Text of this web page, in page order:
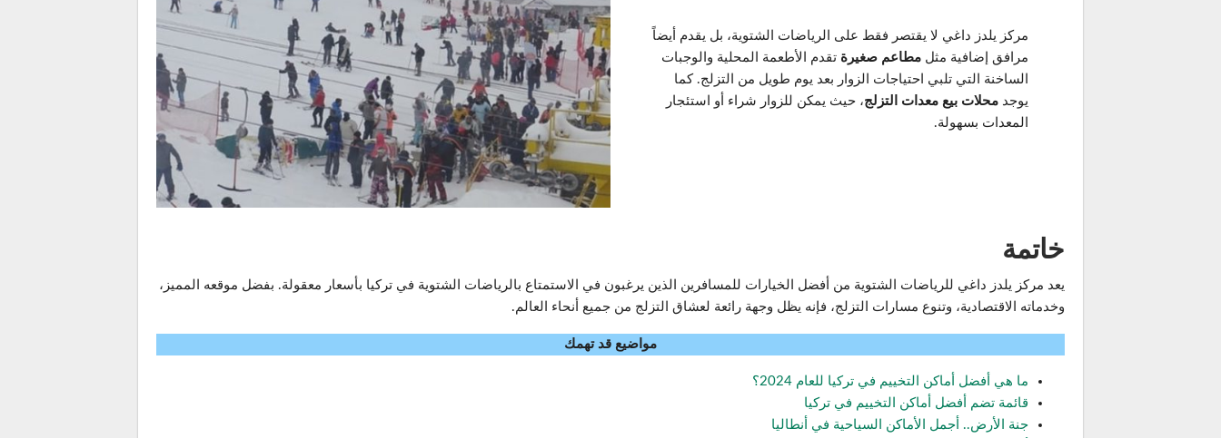
مركز يلدز داغي لا يقتصر فقط على الرياضات الشتوية، بل يقدم أيضاً
مرافق إضافية مثل مطاعم صغيرة تقدم الأطعمة المحلية والوجبات
الساخنة التي تلبي احتياجات الزوار بعد يوم طويل من التزلج. كما
يوجد محلات بيع معدات التزلج، حيث يمكن للزوار شراء أو استئجار
المعدات بسهولة.
خاتمة
يعد مركز يلدز داغي للرياضات الشتوية من أفضل الخيارات للمسافرين الذين يرغبون في الاستمتاع بالرياضات الشتوية في تركيا بأسعار معقولة. بفضل موقعه المميز،
وخدماته الاقتصادية، وتنوع مسارات التزلج، فإنه يظل وجهة رائعة لعشاق التزلج من جميع أنحاء العالم.
مواضيع قد تهمك
ما هي أفضل أماكن التخييم في تركيا للعام 2024؟
قائمة تضم أفضل أماكن التخييم في تركيا
جنة الأرض.. أجمل الأماكن السياحية في أنطاليا